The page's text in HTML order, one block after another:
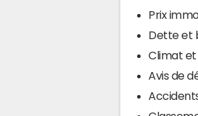
Prix
Dette et
Climat et
Avis de